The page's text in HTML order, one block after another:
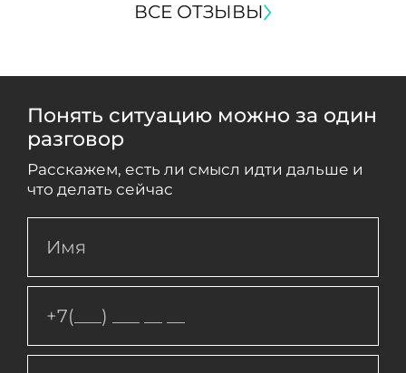
ВСЕ ОТЗЫВЫ
Понять ситуацию можно за один
разговор
Расскажем, есть ли смысл идти дальше и
что делать сейчас